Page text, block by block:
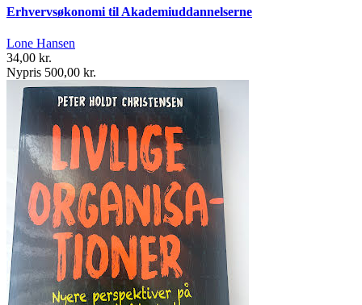
Erhvervsøkonomi til Akademiuddannelserne
Lone Hansen
34,00 kr.
Nypris 500,00 kr.